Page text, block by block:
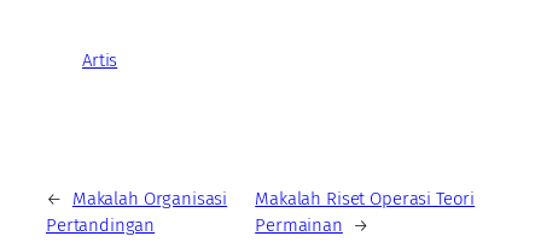
Artis
←
Makalah Organisasi
Pertandingan
Makalah Riset Operasi Teori
Permainan
→